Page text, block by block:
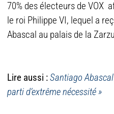
70% des électeurs de VOX
le roi Philippe VI, lequel a
Abascal au palais de la
Lire aussi :Santiago
parti d’extrême nécessité »